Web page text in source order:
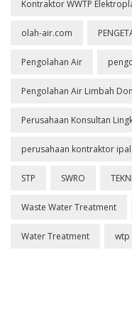
Kontraktor WWTP
olah-air.com
Pengolahan Air
Pengolahan Air Limbah
Perusahaan Konsultan
perusahaan kontraktor ipal
STP SWRO
Waste Water Treatment
Water Treatment wtp